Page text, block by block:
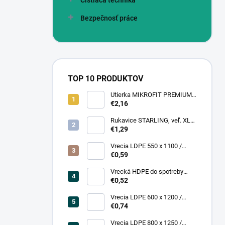
Bezpečnosť práce
TOP 10 PRODUKTOV
Utierka MIKROFIT PREMIUM
920 40x40 cm, 305 gr./m2
€2,16
Rukavice STARLING, veľ. XL
(12 pár = bal)
€1,29
Vrecia LDPE 550 x 1100 /
0,13,1A, číra
€0,59
Vrecká HDPE do spotreby
300x400/0,007, číre, (50 ks =
€0,52
Vrecia LDPE 600 x 1200 /
0,200, transparent (25 ks)
€0,74
Vrecia LDPE 800 x 1250 /